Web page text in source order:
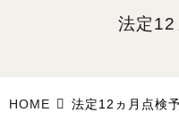
法定12
HOME 法定12ヵ月点検